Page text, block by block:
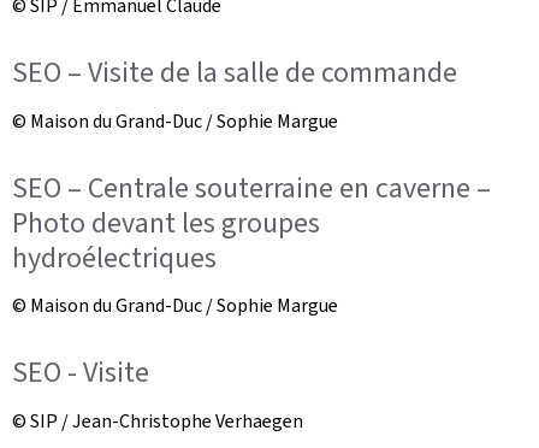
© SIP / Emmanuel Claude
SEO – Visite de la salle de commande
© Maison du Grand-Duc / Sophie Margue
SEO – Centrale souterraine en caverne –
Photo devant les groupes
hydroélectriques
© Maison du Grand-Duc / Sophie Margue
SEO - Visite
© SIP / Jean-Christophe Verhaegen